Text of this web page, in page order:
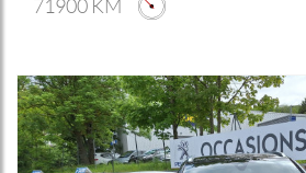
71900 KM